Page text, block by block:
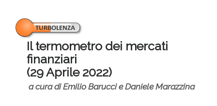
Il termometro dei mercati
finanziari
(29 Aprile 2022)
a cura di Emilio Barucci e Daniele Marazzina